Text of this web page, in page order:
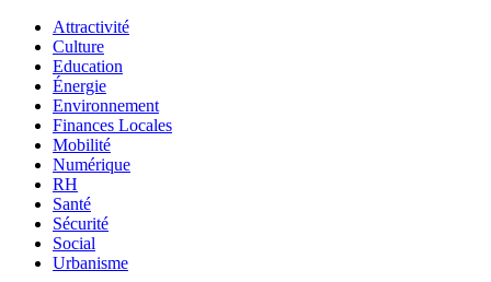
Attractivité
Culture
Education
Énergie
Environnement
Finances Locales
Mobilité
Numérique
RH
Santé
Sécurité
Social
Urbanisme